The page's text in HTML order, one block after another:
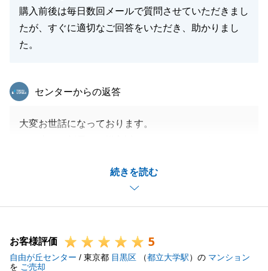
購入前後は毎日数回メールで質問させていただきまし
たが、すぐに適切なご回答をいただき、助かりまし
た。
続きを読む
東急リバブル
センターからの返答
大変お世話になっております。
より御礼申し上げます。
初めての物件見学やご購入ということで、ご不安なこ
ともたくさんあったかと存じます。
いただけたことは、担当者としてこれ以上ない喜びで
す。
お客様評価 5
自由が丘センター / 東京都 目黒区 （都立大学駅）の マンション
を ご売却